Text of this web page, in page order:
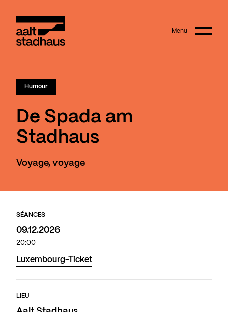
Main content Menu
Humour
De Spada am
Stadhaus
Voyage, voyage
SÉANCES
09.12.2026
20:00
Luxembourg-Ticket
LIEU